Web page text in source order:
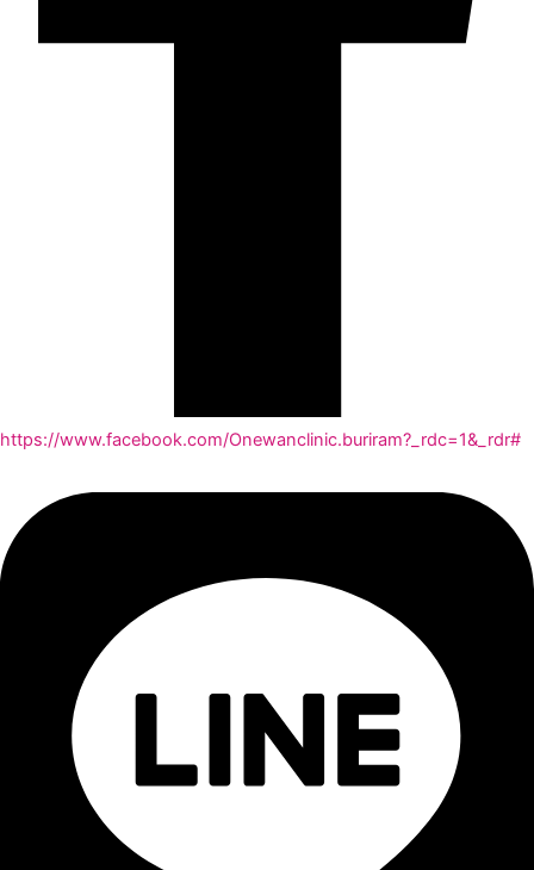
https://www.facebook.com/Onewanclinic.buriram?_rdc=1&_rdr#